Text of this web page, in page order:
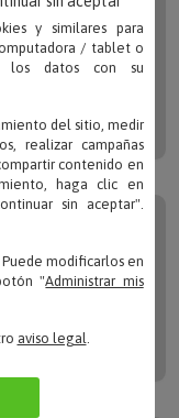
y similares para
/ tablet o
los datos con su
del sitio, medir
realizar campañas
contenido en
haga clic en
sin aceptar".
Puede modificarlos en
"Administrar mis
aviso legal